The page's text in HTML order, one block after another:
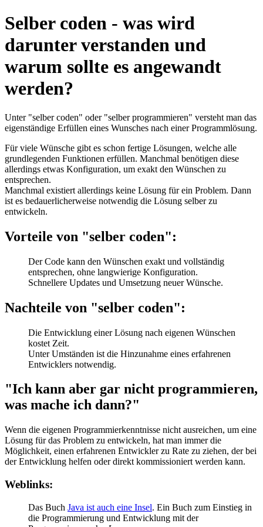
Selber coden - was wird
darunter verstanden und
warum sollte es angewandt
werden?
Unter "selber coden" oder "selber programmieren" versteht man das
eigenständige Erfüllen eines Wunsches nach einer Programmlösung.
Für viele Wünsche gibt es schon fertige Lösungen, welche alle
grundlegenden Funktionen erfüllen. Manchmal benötigen diese
allerdings etwas Konfiguration, um exakt den Wünschen zu
entsprechen.
Manchmal existiert allerdings keine Lösung für ein Problem. Dann
ist es bedauerlicherweise notwendig die Lösung selber zu
entwickeln.
Vorteile von "selber coden":
Der Code kann den Wünschen exakt und vollständig
entsprechen, ohne langwierige Konfiguration.
Schnellere Updates und Umsetzung neuer Wünsche.
Nachteile von "selber coden":
Die Entwicklung einer Lösung nach eigenen Wünschen
kostet Zeit.
Unter Umständen ist die Hinzunahme eines erfahrenen
Entwicklers notwendig.
"Ich kann aber gar nicht programmieren,
was mache ich dann?"
Wenn die eigenen Programmierkenntnisse nicht ausreichen, um eine
Lösung für das Problem zu entwickeln, hat man immer die
Möglichkeit, einen erfahrenen Entwickler zu Rate zu ziehen, der bei
der Entwicklung helfen oder direkt kommissioniert werden kann.
Weblinks:
Das Buch Java ist auch eine Insel. Ein Buch zum Einstieg in
die Programmierung und Entwicklung mit der